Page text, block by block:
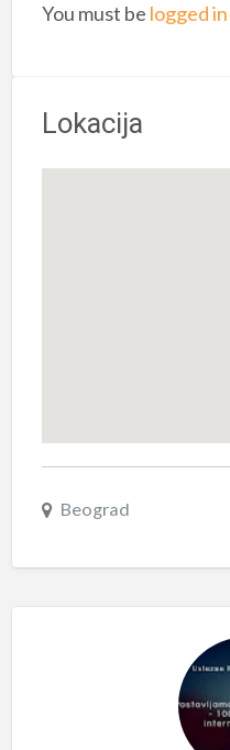
You must be logged in
Lokacija
Beograd